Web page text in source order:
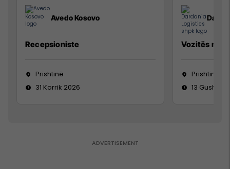
Avedo Kosovo
Recepsioniste
Prishtinë
31 Korrik 2026
Vozitës me
Prishtinë
13 Gusht